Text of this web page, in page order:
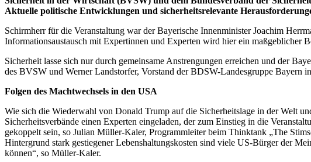
Aktuelle politische Entwicklungen und sicherheitsrelevante
Schirmherr für die Veranstaltung war der Bayerische Innenminister Joachim
Informationsaustausch mit Expertinnen und Experten wird hier ein maßgeblicher
Sicherheit lasse sich nur durch gemeinsame Anstrengungen erreichen und der
des BVSW und Werner Landstorfer, Vorstand der BDSW-Landesgruppe Bayern
Folgen des Machtwechsels in den USA
Wie sich die Wiederwahl von Donald Trump auf die Sicherheitslage in der Welt
Sicherheitsverbände einen Experten eingeladen, der zum Einstieg in die
gekoppelt sein, so Julian Müller-Kaler, Programmleiter beim Thinktank „The
Hintergrund stark gestiegener Lebenshaltungskosten sind viele US-Bürger der
können“, so Müller-Kaler.